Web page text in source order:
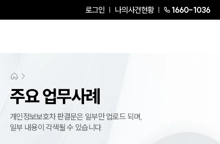
로그인 나의사건현황 1660-1036
주요 업무사례
개인정보보호차 판결문은 일부만 업로드 되며,
일부 내용이 각색될 수 있습니다.